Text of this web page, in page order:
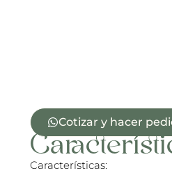
Cotizar y hacer
Características: